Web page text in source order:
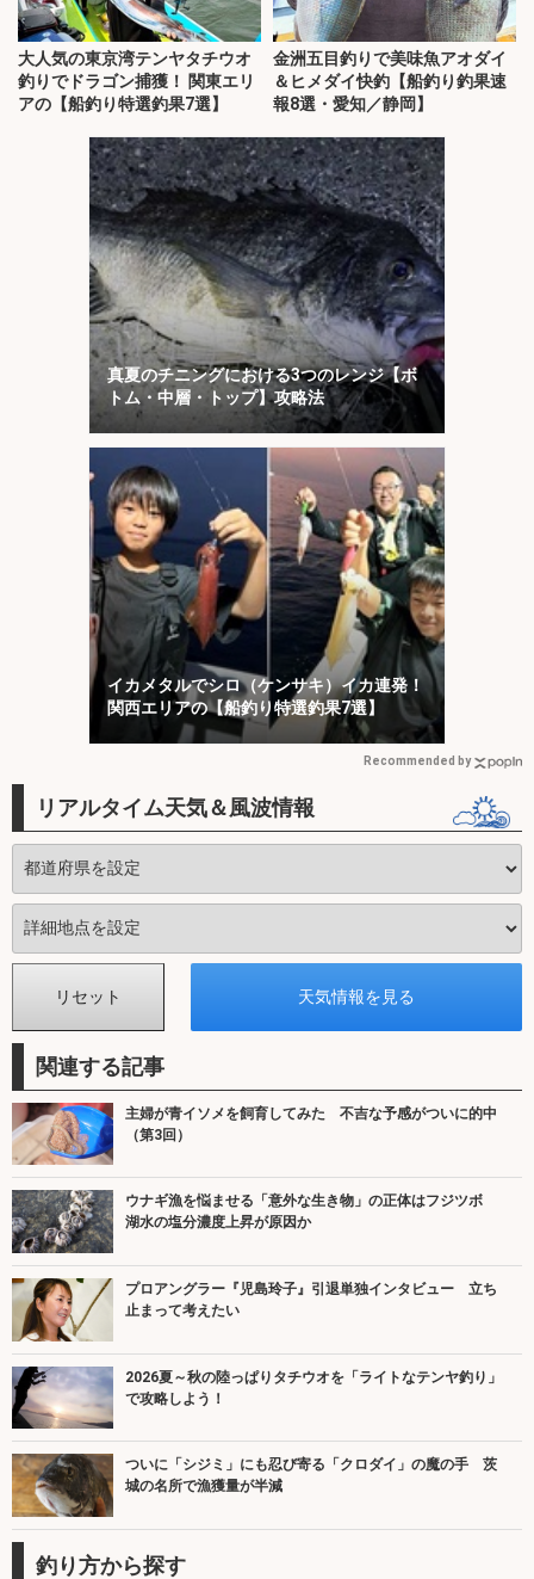
大人気の東京湾テンヤタチウオ
釣りでドラゴン捕獲！ 関東エリ
アの【船釣り特選釣果7選】
金洲五目釣りで美味魚アオダイ
＆ヒメダイ快釣【船釣り釣果速
報8選・愛知／静岡】
真夏のチニングにおける3つのレンジ【ボ
トム・中層・トップ】攻略法
イカメタルでシロ（ケンサキ）イカ連発！
関西エリアの【船釣り特選釣果7選】
Recommended by
リアルタイム天気＆風波情報
関連する記事
主婦が青イソメを飼育してみた 不吉な予感がついに的中
（第3回）
ウナギ漁を悩ませる「意外な生き物」の正体はフジツボ
湖水の塩分濃度上昇が原因か
プロアングラー『児島玲子』引退単独インタビュー 立ち
止まって考えたい
2026夏～秋の陸っぱりタチウオを「ライトなテンヤ釣り」
で攻略しよう！
ついに「シジミ」にも忍び寄る「クロダイ」の魔の手 茨
城の名所で漁獲量が半減
釣り方から探す